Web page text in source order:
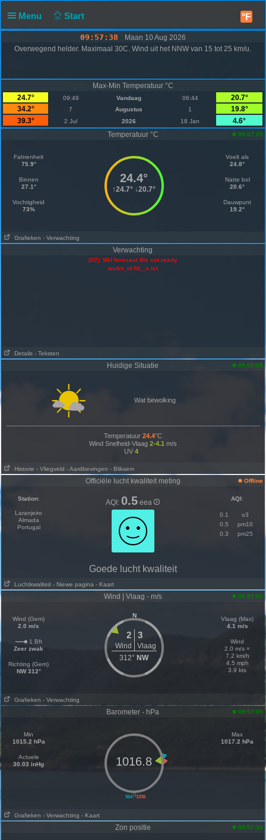
Menu Start °F
09:57:38
Maan 10 Aug 2026
Overwegend helder. Maximaal 30C. Wind uit het NNW van 15 tot 25 km/u.
Max-Min Temperatuur °C
24.7°
09:49 Vandaag 06:44
20.7°
34.2°
7 Augustus 1
19.8°
39.3°
2 Jul 2026 18 Jan
4.6°
Temperatuur °C
09:57:05
Fahrenheit
75.9°
Binnen
27.1°
Vochtigheid
73%
24.4°
↑24.7° ↓20.7°
Voelt als
24.8°
Natte bol
20.6°
Dauwpunt
19.2°
Grafieken - Verwachting
Verwachting
(52): WU forecast file not ready
wufct_nl-NL_s.txt
Details - Teksten
Huidige Situatie 09:00:00
Wat bewolking
Temperatuur 24.4°C
Wind Snelheid-Vlaag 2-4.1 m/s
UV 4
Historie - Vliegveld - Aardbevingen - Bliksem
Officiële lucht kwaliteit meting Offline
Station:
Laranjeiro
Almada
Portugal
AQI: 0.5 eea AQI:
0.1
o3
0.5
pm10
0.3
pm25
Goede lucht kwaliteit
Luchtkwaliteit - Niewe pagina - Kaart
Wind | Vlaag - m/s 09:57:05
Wind (Gem)
2.0 m/s
1 Bft
Zeer zwak
Richting (Gem)
NW 312°
N
2 3
Wind
Vlaag
312° NW
Vlaag (Max)
4.1 m/s
Wind
2.0 m/s =
7.2 km/h
4.5 mph
3.9 kts
Grafieken - Verwachting
Barometer - hPa 09:57:05
Min
1015.2 hPa
Actuele
30.03 inHg
||
964 1036
1016.8
Max
1017.2 hPa
Grafieken - Verwachting - Kaart
Zon positie 09:57:33